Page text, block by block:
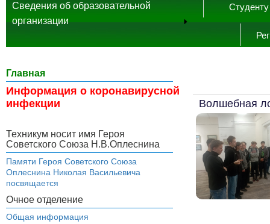
Студенту
Сведения об образовательной
организации
Главная
Информация о коронавирусной
инфекции
Техникум носит имя Героя
Советского Союза Н.В.Оплеснина
Памяти Героя Советского Союза
Оплеснина Николая Васильевича
посвящается
Очное отделение
Общая информация
Волшебная